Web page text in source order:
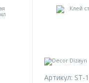
Артикул: ST-1